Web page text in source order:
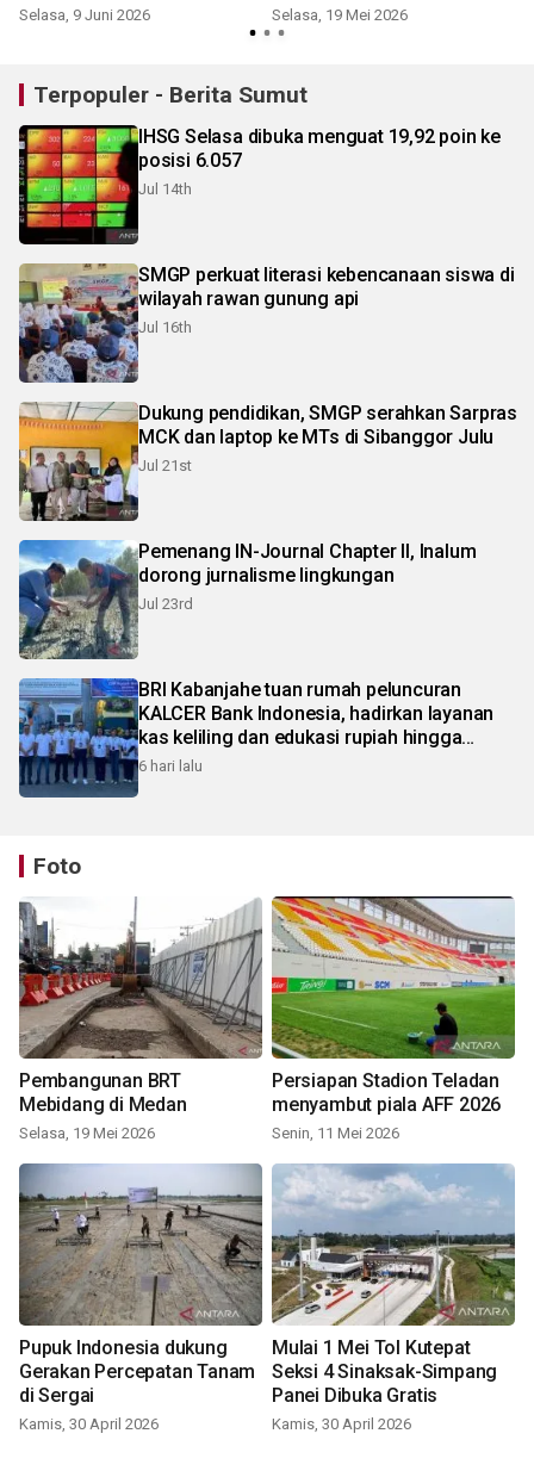
Selasa, 9 Juni 2026 Selasa, 19 Mei 2026
Terpopuler - Berita Sumut
IHSG Selasa dibuka menguat 19,92 poin ke
posisi 6.057
Jul 14th
SMGP perkuat literasi kebencanaan siswa di
wilayah rawan gunung api
Jul 16th
Dukung pendidikan, SMGP serahkan Sarpras
MCK dan laptop ke MTs di Sibanggor Julu
Jul 21st
Pemenang IN-Journal Chapter II, Inalum
dorong jurnalisme lingkungan
Jul 23rd
BRI Kabanjahe tuan rumah peluncuran
KALCER Bank Indonesia, hadirkan layanan
kas keliling dan edukasi rupiah hingga
pelosok Karo
6 hari lalu
Foto
Pembangunan BRT
Mebidang di Medan
Selasa, 19 Mei 2026
Persiapan Stadion Teladan
menyambut piala AFF 2026
Senin, 11 Mei 2026
Pupuk Indonesia dukung
Gerakan Percepatan Tanam
di Sergai
Kamis, 30 April 2026
Mulai 1 Mei Tol Kutepat
Seksi 4 Sinaksak-Simpang
Panei Dibuka Gratis
Kamis, 30 April 2026